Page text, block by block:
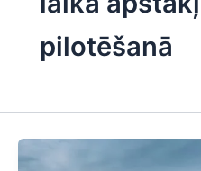
pilotēšanā